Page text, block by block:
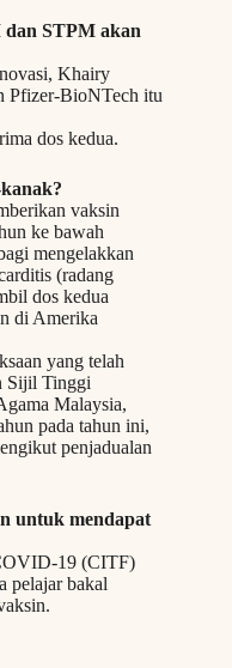
STPM akan
Khairy
Pfizer-BioNTech itu
dos kedua.
vaksin
ke bawah
mengelakkan
(radang
dos kedua
di Amerika
yang telah
Sijil Tinggi
Malaysia,
pada tahun ini,
penjadualan
untuk mendapat
19 (CITF)
pelajar bakal